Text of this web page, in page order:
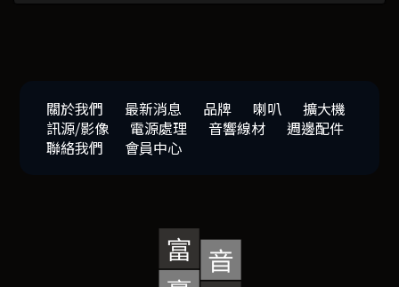
關於我們 最新消息 品牌 喇叭
擴大機
訊源/影像
電源處理 音響線材
週邊配件
聯絡我們
會員中心